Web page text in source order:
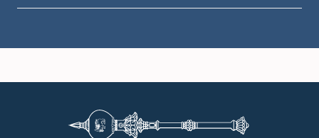
ප.ව. 1:00 - ප.ව. 1:10